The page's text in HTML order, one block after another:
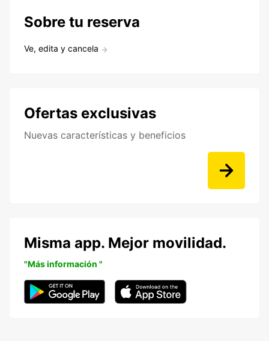
Sobre tu reserva
Ve, edita y cancela
Ofertas exclusivas
Nuevas características y beneficios
Misma app. Mejor movilidad.
"Más información "